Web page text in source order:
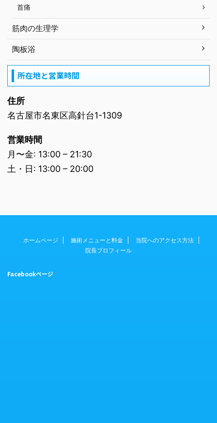
首痛
筋肉の生理学
陶板浴
所在地と営業時間
住所
名古屋市名東区高針台1-1309
営業時間
月〜金: 13:00 – 21:30
土・日: 13:00 – 20:00
ホームページ 施術メニューと料金
当院へのアクセス方法
院長プロフィール
Facebookページ